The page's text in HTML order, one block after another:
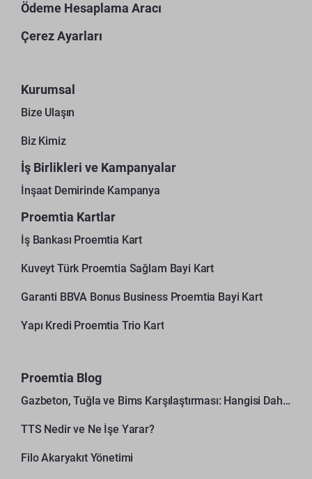
Ödeme Hesaplama Aracı
Çerez Ayarları
Kurumsal
Bize Ulaşın
Biz Kimiz
İş Birlikleri ve Kampanyalar
İnşaat Demirinde Kampanya
Proemtia Kartlar
İş Bankası Proemtia Kart
Kuveyt Türk Proemtia Sağlam Bayi Kart
Garanti BBVA Bonus Business Proemtia Bayi Kart
Yapı Kredi Proemtia Trio Kart
Proemtia Blog
Gazbeton, Tuğla ve Bims Karşılaştırması: Hangisi Daha Avantajlı?
TTS Nedir ve Ne İşe Yarar?
Filo Akaryakıt Yönetimi